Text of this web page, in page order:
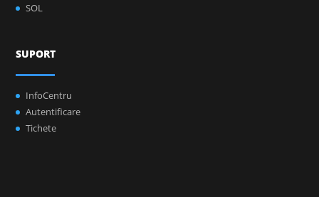
SOL
SUPORT
InfoCentru
Autentificare
Tichete